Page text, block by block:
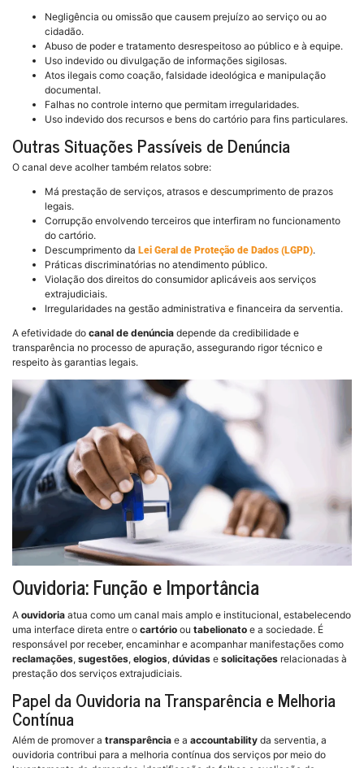
Negligência ou omissão que causem prejuízo ao serviço ou ao
cidadão.
Abuso de poder e tratamento desrespeitoso ao público e à equipe.
Uso indevido ou divulgação de informações sigilosas.
Atos ilegais como coação, falsidade ideológica e manipulação
documental.
Falhas no controle interno que permitam irregularidades.
Uso indevido dos recursos e bens do cartório para fins particulares.
Outras Situações Passíveis de Denúncia
O canal deve acolher também relatos sobre:
Má prestação de serviços, atrasos e descumprimento de prazos
legais.
Corrupção envolvendo terceiros que interfiram no funcionamento
do cartório.
Descumprimento da Lei Geral de Proteção de Dados (LGPD).
Práticas discriminatórias no atendimento público.
Violação dos direitos do consumidor aplicáveis aos serviços
extrajudiciais.
Irregularidades na gestão administrativa e financeira da serventia.
A efetividade do canal de denúncia depende da credibilidade e
transparência no processo de apuração, assegurando rigor técnico e
respeito às garantias legais.
Ouvidoria: Função e Importância
A ouvidoria atua como um canal mais amplo e institucional, estabelecendo
uma interface direta entre o cartório ou tabelionato e a sociedade. É
responsável por receber, encaminhar e acompanhar manifestações como
reclamações, sugestões, elogios, dúvidas e solicitações relacionadas à
prestação dos serviços extrajudiciais.
Papel da Ouvidoria na Transparência e Melhoria
Contínua
Além de promover a transparência e a accountability da serventia, a
ouvidoria contribui para a melhoria contínua dos serviços por meio do